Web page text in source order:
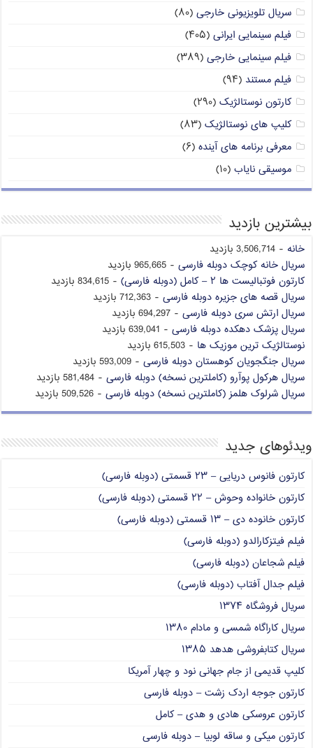
سریال تلویزیونی خارجی (۸۰)
فیلم سینمایی ایرانی (۴۰۵)
فیلم سینمایی خارجی (۳۸۹)
فیلم مستند (۹۴)
کارتون نوستالژیک (۲۹۰)
کلیپ های نوستالژیک (۸۳)
معرفی برنامه های آینده (۶)
موسیقی نایاب (۱۰)
بیشترین بازدید
خانه - 3,506,714 بازدید
سریال خانه کوچک دوبله فارسی - 965,665 بازدید
کارتون فوتبالیست ها ۲ – کامل (دوبله فارسی)
- 834,615 بازدید
سریال قصه های جزیره دوبله فارسی - 712,363 بازدید
سریال ارتش سری دوبله فارسی - 694,297 بازدید
سریال پزشک دهکده دوبله فارسی - 639,041 بازدید
نوستالژیک ترین موزیک ها - 615,503 بازدید
سریال جنگجویان کوهستان دوبله فارسی - 593,009 بازدید
سریال هرکول پوآرو (کاملترین نسخه) دوبله فارسی - 581,484 بازدید
سریال شرلوک هلمز (کاملترین نسخه) دوبله فارسی - 509,526 بازدید
ویدئوهای جدید
کارتون فانوس دریایی – ۲۳ قسمتی (دوبله فارسی)
کارتون خانواده وحوش – ۲۲ قسمتی (دوبله فارسی)
کارتون خانوده دی – ۱۳ قسمتی (دوبله فارسی)
فیلم فیتزکارالدو (دوبله فارسی)
فیلم شجاعان (دوبله فارسی)
فیلم جدال آفتاب (دوبله فارسی)
سریال فروشگاه ۱۳۷۴
سریال کاراگاه شمسی و مادام ۱۳۸۰
سریال کتابفروشی هدهد ۱۳۸۵
کلیپ قدیمی از جام جهانی نود و چهار آمریکا
کارتون جوجه اردک زشت – دوبله فارسی
کارتون عروسکی هادی و هدی – کامل
کارتون میکی و ساقه لوبیا – دوبله فارسی